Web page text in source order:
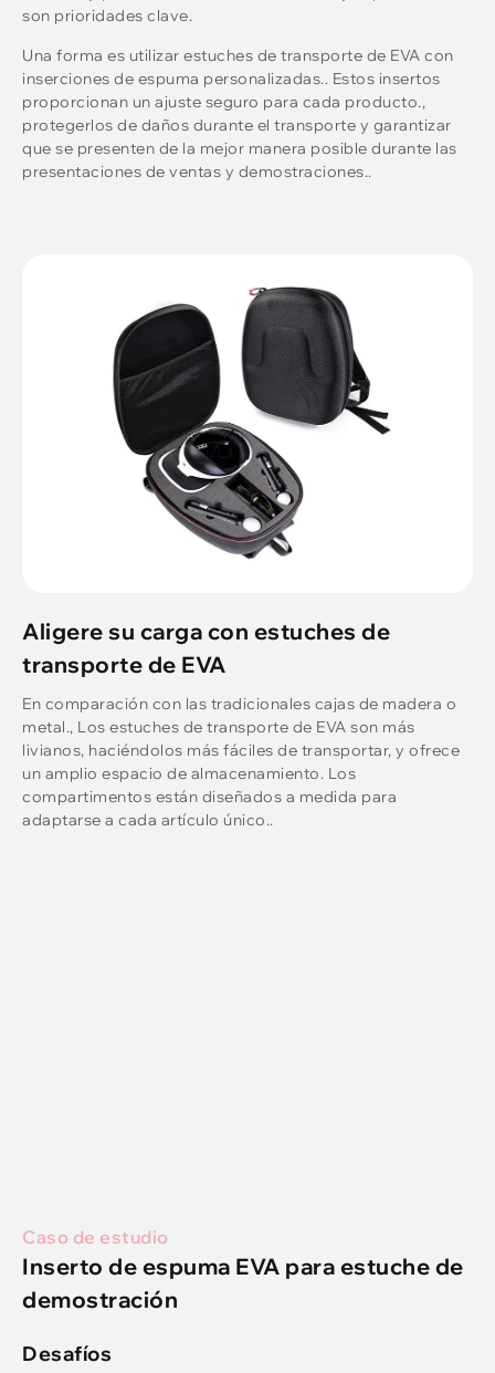
son prioridades clave.
Una forma es utilizar estuches de transporte de EVA con
inserciones de espuma personalizadas.. Estos insertos
proporcionan un ajuste seguro para cada producto.,
protegerlos de daños durante el transporte y garantizar
que se presenten de la mejor manera posible durante las
presentaciones de ventas y demostraciones..
Aligere su carga con estuches de
transporte de EVA
En comparación con las tradicionales cajas de madera o
metal., Los estuches de transporte de EVA son más
livianos, haciéndolos más fáciles de transportar, y ofrece
un amplio espacio de almacenamiento. Los
compartimentos están diseñados a medida para
adaptarse a cada artículo único..
Caso de estudio
Inserto de espuma EVA para estuche de
demostración
Desafíos